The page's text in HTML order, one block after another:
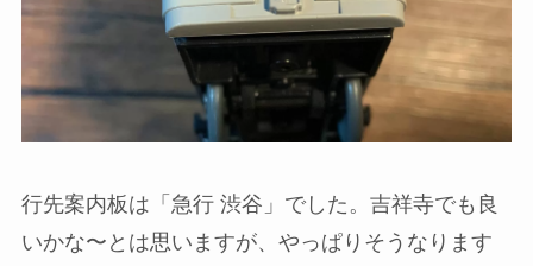
行先案内板は「急行 渋谷」でした。吉祥寺でも良
いかな〜とは思いますが、やっぱりそうなります